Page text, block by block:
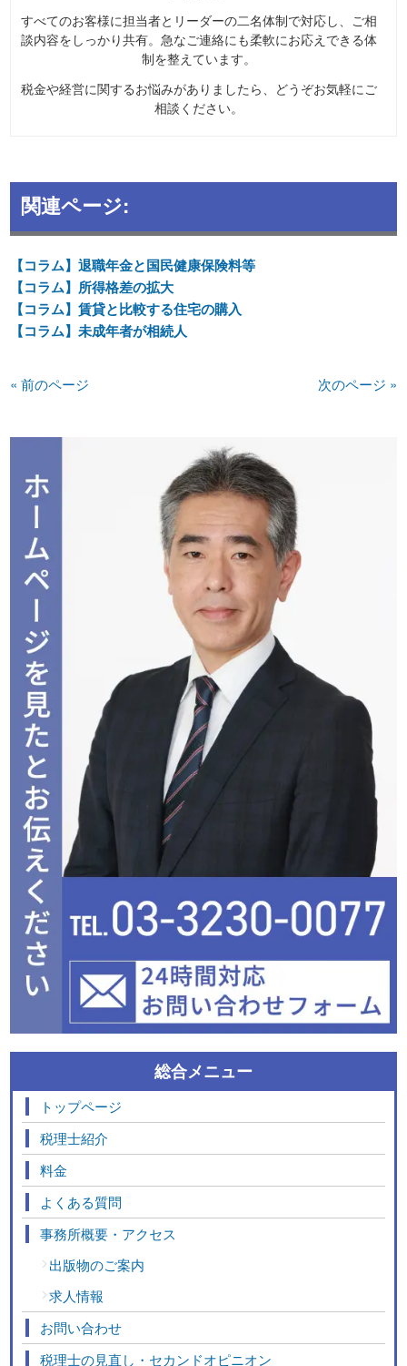
すべてのお客様に担当者とリーダーの二名体制で対応し、ご相
談内容をしっかり共有。急なご連絡にも柔軟にお応えできる体
制を整えています。
税金や経営に関するお悩みがありましたら、どうぞお気軽にご
相談ください。
関連ページ:
【コラム】退職年金と国民健康保険料等
【コラム】所得格差の拡大
【コラム】賃貸と比較する住宅の購入
【コラム】未成年者が相続人
« 前のページ 次のページ »
総合メニュー
トップページ
税理士紹介
料金
よくある質問
事務所概要・アクセス
出版物のご案内
求人情報
お問い合わせ
税理士の見直し・セカンドオピニオン